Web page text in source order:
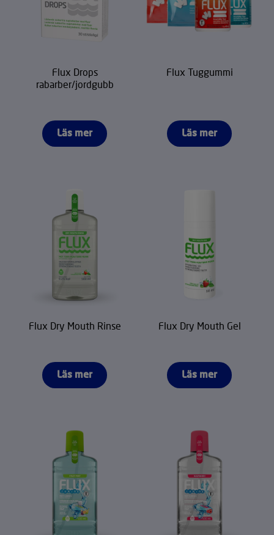
Flux Drops
rabarber/jordgubb
Läs mer
Flux Tuggummi
Läs mer
Flux Dry Mouth Rinse
Läs mer
Flux Dry Mouth Gel
Läs mer